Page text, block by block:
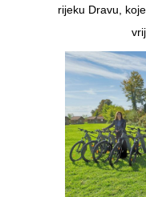
rijeku Dravu,